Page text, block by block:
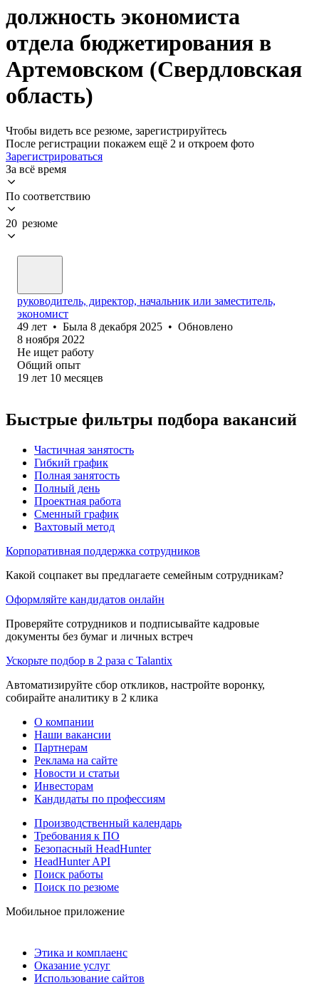
должность экономиста
отдела бюджетирования в
Артемовском (Свердловская
область)
Чтобы видеть все резюме, зарегистрируйтесь
После регистрации покажем ещё 2 и откроем фото
Зарегистрироваться
За всё время
По соответствию
20 резюме
руководитель, директор, начальник или заместитель,
экономист
49 лет • Была 8 декабря 2025 • Обновлено
8 ноября 2022
Не ищет работу
Общий опыт
19 лет 10 месяцев
Быстрые фильтры подбора вакансий
Частичная занятость
Гибкий график
Полная занятость
Полный день
Проектная работа
Сменный график
Вахтовый метод
Корпоративная поддержка сотрудников
Какой соцпакет вы предлагаете семейным сотрудникам?
Оформляйте кандидатов онлайн
Проверяйте сотрудников и подписывайте кадровые
документы без бумаг и личных встреч
Ускорьте подбор в 2 раза с Talantix
Автоматизируйте сбор откликов, настройте воронку,
собирайте аналитику в 2 клика
О компании
Наши вакансии
Партнерам
Реклама на сайте
Новости и статьи
Инвесторам
Кандидаты по профессиям
Производственный календарь
Требования к ПО
Безопасный HeadHunter
HeadHunter API
Поиск работы
Поиск по резюме
Мобильное приложение
Этика и комплаенс
Оказание услуг
Использование сайтов